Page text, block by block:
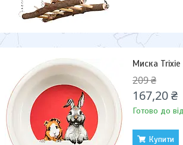
Миска Trixie
209 ₴
167,20 ₴
Готово до
Купити